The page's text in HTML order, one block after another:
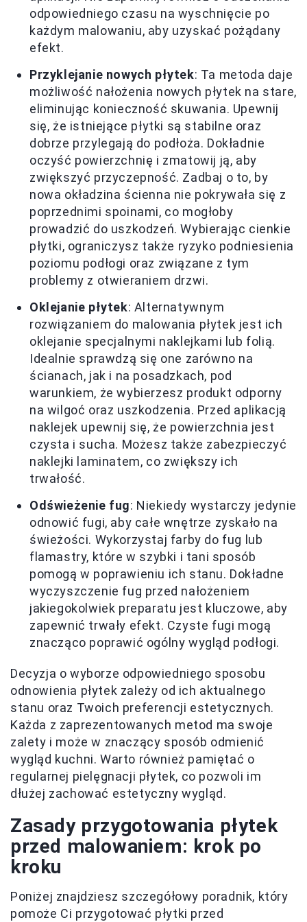
odpowiedniego czasu na wyschnięcie po
każdym malowaniu, aby uzyskać pożądany
efekt.
Przyklejanie nowych płytek: Ta metoda daje
możliwość nałożenia nowych płytek na stare,
eliminując konieczność skuwania. Upewnij
się, że istniejące płytki są stabilne oraz
dobrze przylegają do podłoża. Dokładnie
oczyść powierzchnię i zmatowij ją, aby
zwiększyć przyczepność. Zadbaj o to, by
nowa okładzina ścienna nie pokrywała się z
poprzednimi spoinami, co mogłoby
prowadzić do uszkodzeń. Wybierając cienkie
płytki, ograniczysz także ryzyko podniesienia
poziomu podłogi oraz związane z tym
problemy z otwieraniem drzwi.
Oklejanie płytek: Alternatywnym
rozwiązaniem do malowania płytek jest ich
oklejanie specjalnymi naklejkami lub folią.
Idealnie sprawdzą się one zarówno na
ścianach, jak i na posadzkach, pod
warunkiem, że wybierzesz produkt odporny
na wilgoć oraz uszkodzenia. Przed aplikacją
naklejek upewnij się, że powierzchnia jest
czysta i sucha. Możesz także zabezpieczyć
naklejki laminatem, co zwiększy ich
trwałość.
Odświeżenie fug: Niekiedy wystarczy jedynie
odnowić fugi, aby całe wnętrze zyskało na
świeżości. Wykorzystaj farby do fug lub
flamastry, które w szybki i tani sposób
pomogą w poprawieniu ich stanu. Dokładne
wyczyszczenie fug przed nałożeniem
jakiegokolwiek preparatu jest kluczowe, aby
zapewnić trwały efekt. Czyste fugi mogą
znacząco poprawić ogólny wygląd podłogi.
Decyzja o wyborze odpowiedniego sposobu
odnowienia płytek zależy od ich aktualnego
stanu oraz Twoich preferencji estetycznych.
Każda z zaprezentowanych metod ma swoje
zalety i może w znaczący sposób odmienić
wygląd kuchni. Warto również pamiętać o
regularnej pielęgnacji płytek, co pozwoli im
dłużej zachować estetyczny wygląd.
Zasady przygotowania płytek
przed malowaniem: krok po
kroku
Poniżej znajdziesz szczegółowy poradnik, który
pomoże Ci przygotować płytki przed